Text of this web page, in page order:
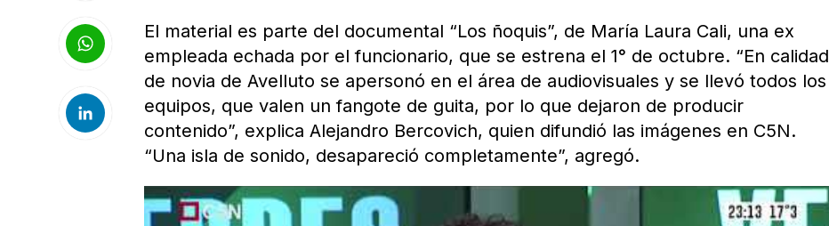
El material es parte del documental “Los ñoquis”, de María Laura Cali, una ex
empleada echada por el funcionario, que se estrena el 1° de octubre. “En calidad
de novia de Avelluto se apersonó en el área de audiovisuales y se llevó todos los
equipos, que valen un fangote de guita, por lo que dejaron de producir
contenido”, explica Alejandro Bercovich, quien difundió las imágenes en C5N.
“Una isla de sonido, desapareció completamente”, agregó.